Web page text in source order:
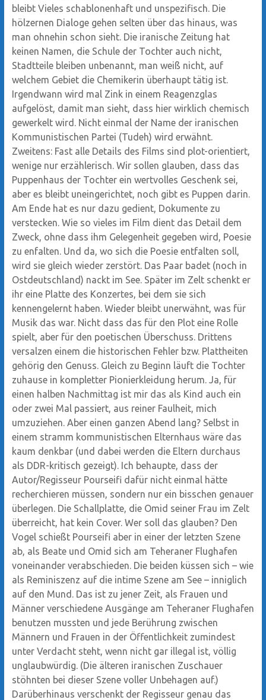
bleibt Vieles schablonenhaft und unspezifisch. Die
hölzernen Dialoge gehen selten über das hinaus, was
man ohnehin schon sieht. Die iranische Zeitung hat
keinen Namen, die Schule der Tochter auch nicht,
Stadtteile bleiben unbenannt, man weiß nicht, auf
welchem Gebiet die Chemikerin überhaupt tätig ist.
Irgendwann wird mal Zink in einem Reagenzglas
aufgelöst, damit man sieht, dass hier wirklich chemisch
gewerkelt wird. Nicht einmal der Name der iranischen
Kommunistischen Partei (Tudeh) wird erwähnt.
Zweitens: Fast alle Details des Films sind plot-orientiert,
wenige nur erzählerisch. Wir sollen glauben, dass das
Puppenhaus der Tochter ein wertvolles Geschenk sei,
aber es bleibt uneingerichtet, noch gibt es Puppen darin.
Am Ende hat es nur dazu gedient, Dokumente zu
verstecken. Wie so vieles im Film dient das Detail dem
Zweck, ohne dass ihm Gelegenheit gegeben wird, Poesie
zu enfalten. Und da, wo sich die Poesie entfalten soll,
wird sie gleich wieder zerstört. Das Paar badet (noch in
Ostdeutschland) nackt im See. Später im Zelt schenkt er
ihr eine Platte des Konzertes, bei dem sie sich
kennengelernt haben. Wieder bleibt unerwähnt, was für
Musik das war. Nicht dass das für den Plot eine Rolle
spielt, aber für den poetischen Überschuss. Drittens
versalzen einem die historischen Fehler bzw. Plattheiten
gehörig den Genuss. Gleich zu Beginn läuft die Tochter
zuhause in kompletter Pionierkleidung herum. Ja, für
einen halben Nachmittag ist mir das als Kind auch ein
oder zwei Mal passiert, aus reiner Faulheit, mich
umzuziehen. Aber einen ganzen Abend lang? Selbst in
einem stramm kommunistischen Elternhaus wäre das
kaum denkbar (und dabei werden die Eltern durchaus
als DDR-kritisch gezeigt). Ich behaupte, dass der
Autor/Regisseur Pourseifi dafür nicht einmal hätte
recherchieren müssen, sondern nur ein bisschen genauer
überlegen. Die Schallplatte, die Omid seiner Frau im Zelt
überreicht, hat kein Cover. Wer soll das glauben? Den
Vogel schießt Pourseifi aber in einer der letzten Szene
ab, als Beate und Omid sich am Teheraner Flughafen
voneinander verabschieden. Die beiden küssen sich – wie
als Reminiszenz auf die intime Szene am See – inniglich
auf den Mund. Das ist zu jener Zeit, als Frauen und
Männer verschiedene Ausgänge am Teheraner Flughafen
benutzen mussten und jede Berührung zwischen
Männern und Frauen in der Öffentlichkeit zumindest
unter Verdacht steht, wenn nicht gar illegal ist, völlig
unglaubwürdig. (Die älteren iranischen Zuschauer
stöhnten bei dieser Szene voller Unbehagen auf.)
Darüberhinaus verschenkt der Regisseur genau das